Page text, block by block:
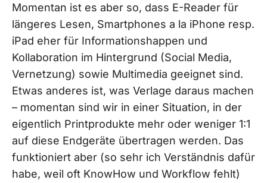
Momentan ist es aber so, dass E-Reader für
längeres Lesen, Smartphones a la iPhone resp.
iPad eher für Informationshappen und
Kollaboration im Hintergrund (Social Media,
Vernetzung) sowie Multimedia geeignet sind.
Etwas anderes ist, was Verlage daraus machen
– momentan sind wir in einer Situation, in der
eigentlich Printprodukte mehr oder weniger 1:1
auf diese Endgeräte übertragen werden. Das
funktioniert aber (so sehr ich Verständnis dafür
habe, weil oft KnowHow und Workflow fehlt)